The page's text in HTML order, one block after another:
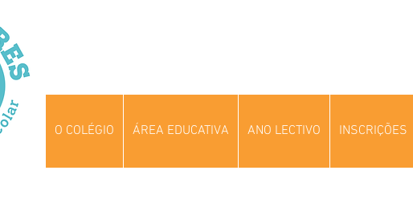
O COLÉGIO ÁREA EDUCATIVA ANO LECTIVO INSCRIÇÕES